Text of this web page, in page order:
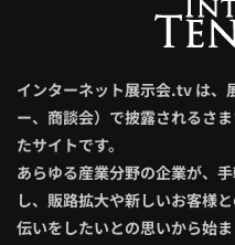
インターネット展示会.tv は、
ー、商談会）で披露されるさ
たサイトです。
あらゆる産業分野の企業が、
し、販路拡大や新しいお客様
伝いをしたいとの思いから始ま